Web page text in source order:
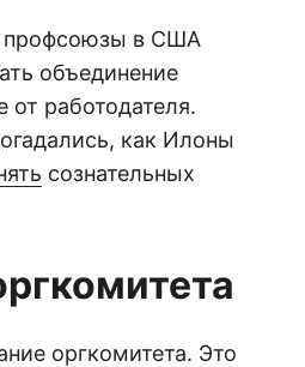
профсоюзы в США
объединение
от работодателя.
как Илоны
сознательных
оргкомитета. Это